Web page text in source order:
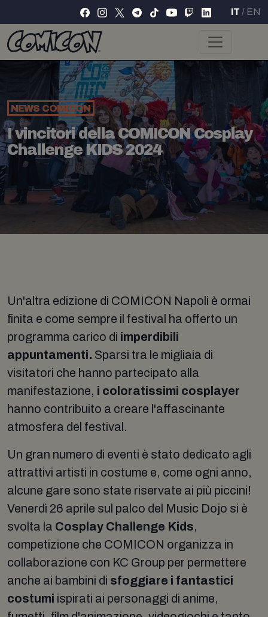
IT / EN
NEWS COMICON
I vincitori della COMICON Cosplay
Challenge KIDS 2024
Un'altra edizione di COMICON Napoli è ormai
finita e come sempre il festival ha offerto un
programma carico di imperdibili
appuntamenti. Sparsi tra le migliaia di
visitatori che hanno partecipato alla
manifestazione, i coloratissimi cosplayer
hanno contribuito a creare l'affascinante
atmosfera del festival.
Un gran numero di eventi è stato dedicato agli
attrattivi artisti in costume e, come ogni anno,
alcune gare sono state riservate ai più piccini!
Venerdì 26 aprile sul palco del Music Dojo si è
svolta la Cosplay Challenge Kids,
competizione che COMICON organizza in
collaborazione con KC Group per permettere
anche ai bambini di sfoggiare i fantastici
costumi ispirati ai personaggi di anime,